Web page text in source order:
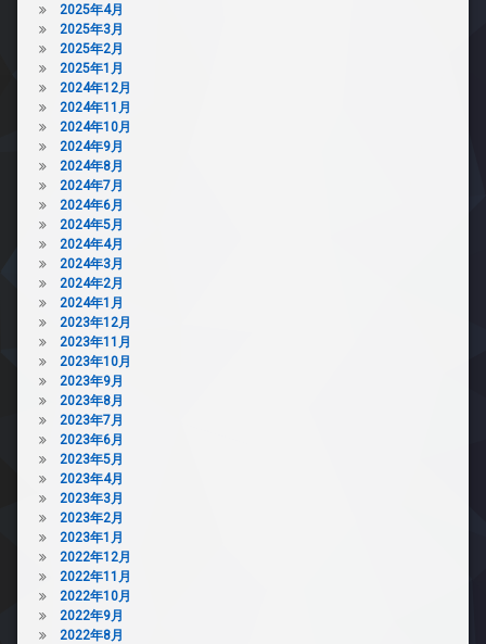
2025年4月
2025年3月
2025年2月
2025年1月
2024年12月
2024年11月
2024年10月
2024年9月
2024年8月
2024年7月
2024年6月
2024年5月
2024年4月
2024年3月
2024年2月
2024年1月
2023年12月
2023年11月
2023年10月
2023年9月
2023年8月
2023年7月
2023年6月
2023年5月
2023年4月
2023年3月
2023年2月
2023年1月
2022年12月
2022年11月
2022年10月
2022年9月
2022年8月